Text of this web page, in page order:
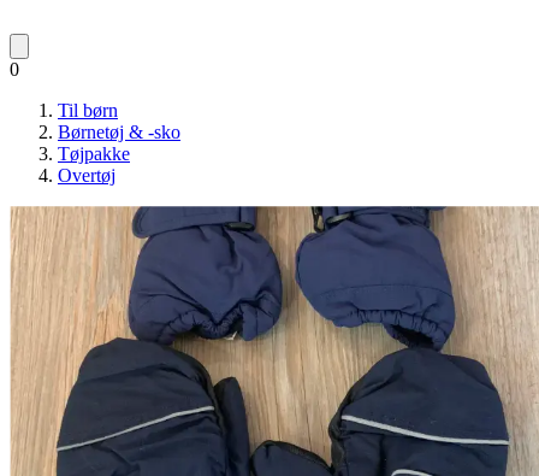
0
Til børn
Børnetøj & -sko
Tøjpakke
Overtøj